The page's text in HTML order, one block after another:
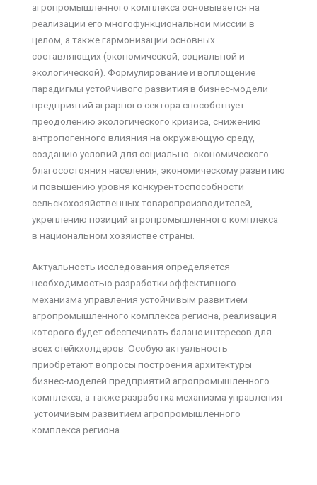
агропромышленного комплекса основывается на
реализации его многофункциональной миссии в
целом, а также гармонизации основных
составляющих (экономической, социальной и
экологической). Формулирование и воплощение
парадигмы устойчивого развития в бизнес-модели
предприятий аграрного сектора способствует
преодолению экологического кризиса, снижению
антропогенного влияния на окружающую среду,
созданию условий для социально- экономического
благосостояния населения, экономическому развитию
и повышению уровня конкурентоспособности
сельскохозяйственных товаропроизводителей,
укреплению позиций агропромышленного комплекса
в национальном хозяйстве страны.
Актуальность исследования определяется
необходимостью разработки эффективного
механизма управления устойчивым развитием
агропромышленного комплекса региона, реализация
которого будет обеспечивать баланс интересов для
всех стейкхолдеров. Особую актуальность
приобретают вопросы построения архитектуры
бизнес-моделей предприятий агропромышленного
комплекса, а также разработка механизма управления
устойчивым развитием агропромышленного
комплекса региона.